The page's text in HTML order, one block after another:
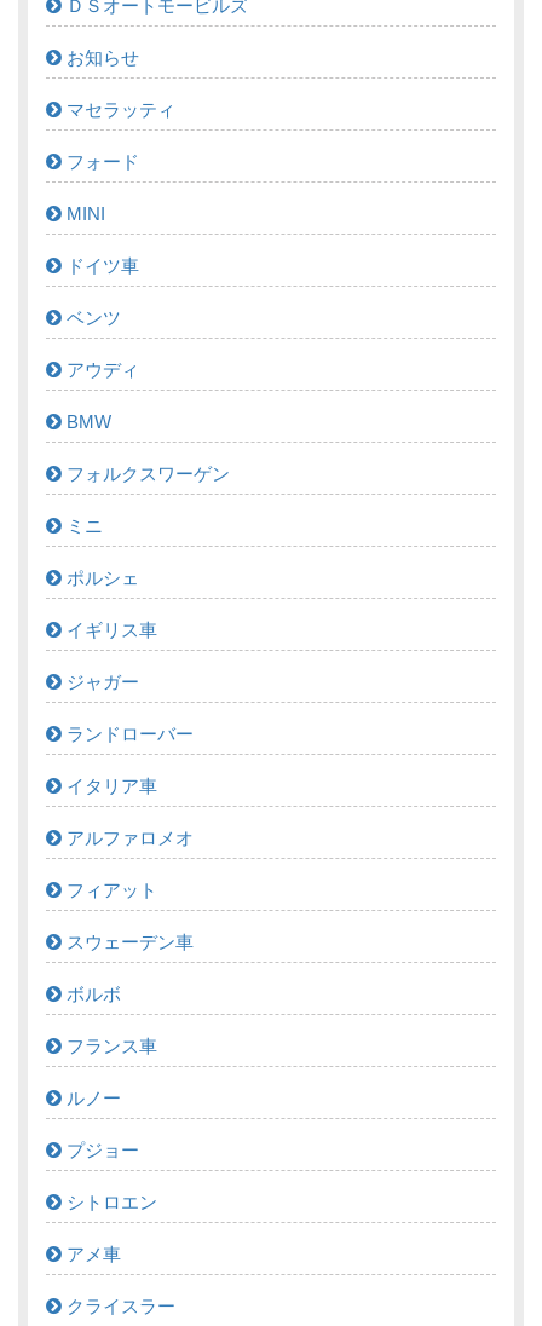
ＤＳオートモービルズ
お知らせ
マセラッティ
フォード
MINI
ドイツ車
ベンツ
アウディ
BMW
フォルクスワーゲン
ミニ
ポルシェ
イギリス車
ジャガー
ランドローバー
イタリア車
アルファロメオ
フィアット
スウェーデン車
ボルボ
フランス車
ルノー
プジョー
シトロエン
アメ車
クライスラー